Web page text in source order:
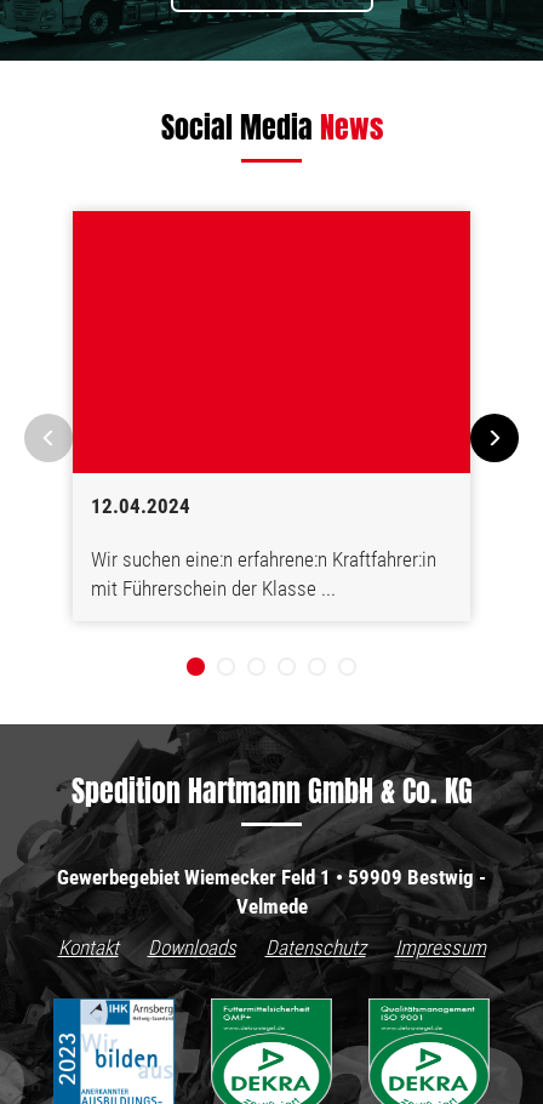
Social Media News
12.04.2024
Wir suchen eine:n erfahrene:n Kraftfahrer:in
mit Führerschein der Klasse ...
Spedition Hartmann GmbH & Co. KG
Gewerbegebiet Wiemecker Feld 1 • 59909 Bestwig -
Velmede
Kontakt
Downloads Datenschutz Impressum